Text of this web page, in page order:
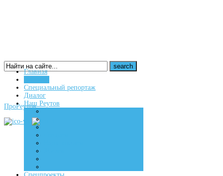
16+
ПроРеутов
Главная
Специальный репортаж
Диалог
Наш Реутов